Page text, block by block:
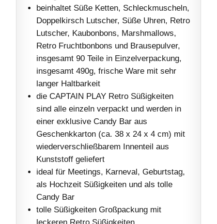
beinhaltet Süße Ketten, Schleckmuscheln,
Doppelkirsch Lutscher, Süße Uhren, Retro
Lutscher, Kaubonbons, Marshmallows,
Retro Fruchtbonbons und Brausepulver,
insgesamt 90 Teile in Einzelverpackung,
insgesamt 490g, frische Ware mit sehr
langer Haltbarkeit
die CAPTAIN PLAY Retro Süßigkeiten
sind alle einzeln verpackt und werden in
einer exklusive Candy Bar aus
Geschenkkarton (ca. 38 x 24 x 4 cm) mit
wiederverschließbarem Innenteil aus
Kunststoff geliefert
ideal für Meetings, Karneval, Geburtstag,
als Hochzeit Süßigkeiten und als tolle
Candy Bar
tolle Süßigkeiten Großpackung mit
leckeren Retro Süßigkeiten